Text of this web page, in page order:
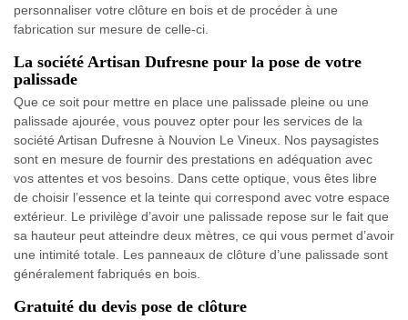
personnaliser votre clôture en bois et de procéder à une
fabrication sur mesure de celle-ci.
La société Artisan Dufresne pour la pose de votre
palissade
Que ce soit pour mettre en place une palissade pleine ou une
palissade ajourée, vous pouvez opter pour les services de la
société Artisan Dufresne à Nouvion Le Vineux. Nos paysagistes
sont en mesure de fournir des prestations en adéquation avec
vos attentes et vos besoins. Dans cette optique, vous êtes libre
de choisir l’essence et la teinte qui correspond avec votre espace
extérieur. Le privilège d’avoir une palissade repose sur le fait que
sa hauteur peut atteindre deux mètres, ce qui vous permet d’avoir
une intimité totale. Les panneaux de clôture d’une palissade sont
généralement fabriqués en bois.
Gratuité du devis pose de clôture